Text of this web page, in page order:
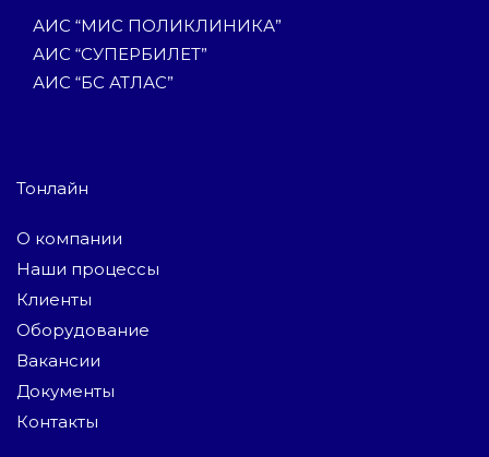
АИС “МИС ПОЛИКЛИНИКА”
АИС “СУПЕРБИЛЕТ”
АИС “БС АТЛАС”
Тонлайн
О компании
Наши процессы
Клиенты
Оборудование
Вакансии
Документы
Контакты